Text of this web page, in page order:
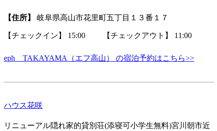
【住所】 岐阜県高山市花里町五丁目１３番１７
【チェックイン】 15:00 【チェックアウト】 11:00
eph TAKAYAMA（エフ高山） の宿泊予約はこちら>>
ハウス花咲
リニューアル隠れ家的貸別荘(添寝可小学生無料)宮川朝市近